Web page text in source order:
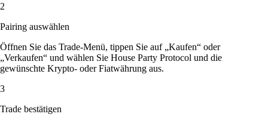
2
Pairing auswählen
Öffnen Sie das Trade-Menü, tippen Sie auf „Kaufen“ oder
„Verkaufen“ und wählen Sie House Party Protocol und die
gewünschte Krypto- oder Fiatwährung aus.
3
Trade bestätigen